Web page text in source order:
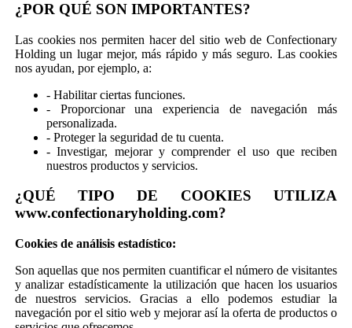
¿POR QUÉ SON IMPORTANTES?
Las cookies nos permiten hacer del sitio web de Confectionary
Holding un lugar mejor, más rápido y más seguro. Las cookies
nos ayudan, por ejemplo, a:
- Habilitar ciertas funciones.
- Proporcionar una experiencia de navegación más
personalizada.
- Proteger la seguridad de tu cuenta.
- Investigar, mejorar y comprender el uso que reciben
nuestros productos y servicios.
¿QUÉ TIPO DE COOKIES UTILIZA
www.confectionaryholding.com?
Cookies de análisis estadístico:
Son aquellas que nos permiten cuantificar el número de visitantes
y analizar estadísticamente la utilización que hacen los usuarios
de nuestros servicios. Gracias a ello podemos estudiar la
navegación por el sitio web y mejorar así la oferta de productos o